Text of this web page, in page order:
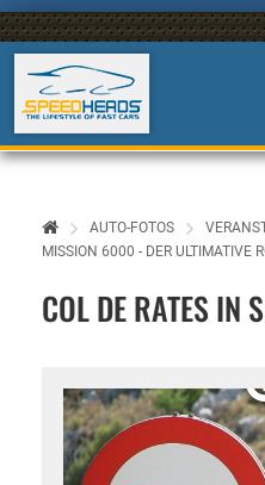
AUTO-FOTOS
MISSION 6000 - DER ULTIMATIVE
COL DE RATES IN